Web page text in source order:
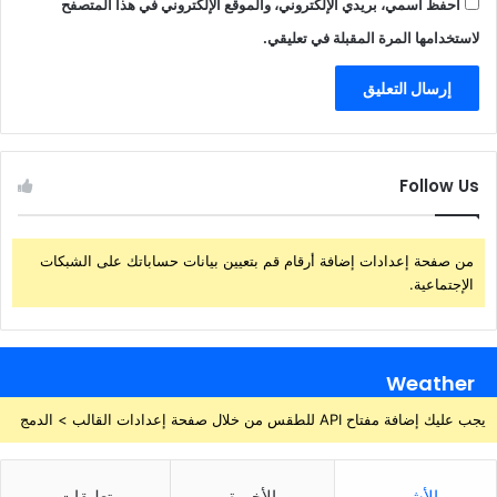
احفظ اسمي، بريدي الإلكتروني، والموقع الإلكتروني في هذا المتصفح
لاستخدامها المرة المقبلة في تعليقي.
Follow Us
من صفحة إعدادات إضافة أرقام قم بتعيين بيانات حساباتك على الشبكات
الإجتماعية.
Weather
يجب عليك إضافة مفتاح API للطقس من خلال صفحة إعدادات القالب > الدمج